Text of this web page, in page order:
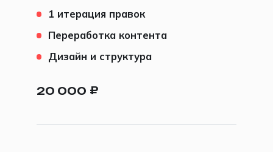
1 итерация правок
Переработка контента
Дизайн и структура
20 000 ₽